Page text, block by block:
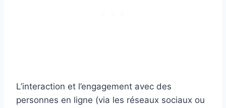
L’interaction et l’engagement avec des
personnes en ligne (via les réseaux sociaux ou